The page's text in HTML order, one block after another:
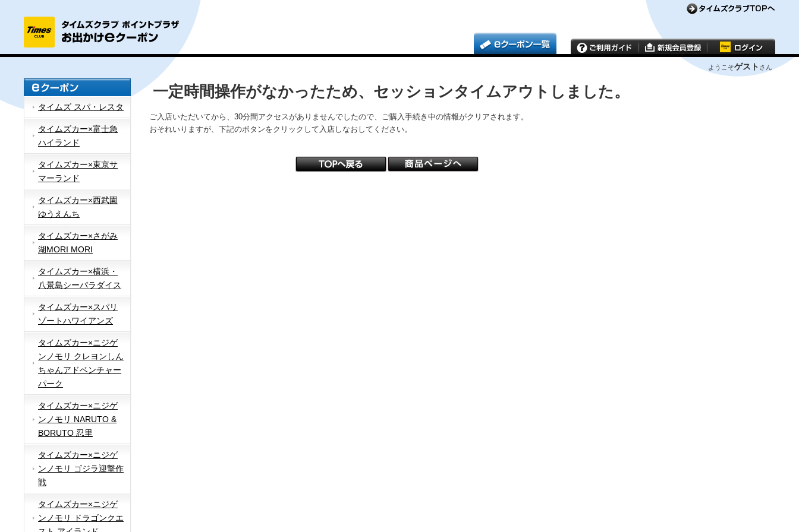
ようこそゲスト さん
タイムズ スパ・レスタ
タイムズカー×富士急
ハイランド
タイムズカー×東京サ
マーランド
タイムズカー×西武園
ゆうえんち
タイムズカー×さがみ
湖MORI MORI
タイムズカー×横浜・
八景島シーパラダイス
タイムズカー×スパリ
ゾートハワイアンズ
タイムズカー×ニジゲ
ンノモリ クレヨンしん
ちゃんアドベンチャー
パーク
タイムズカー×ニジゲ
ンノモリ NARUTO &
BORUTO 忍里
タイムズカー×ニジゲ
ンノモリ ゴジラ迎撃作
戦
タイムズカー×ニジゲ
ンノモリ ドラゴンクエ
一定時間操作がなかったため、セッションタイムアウトしました。
ご入店いただいてから、30分間アクセスがありませんでしたので、ご購入手続き中の情報がクリアされます。
おそれいりますが、下記のボタンをクリックして入店しなおしてください。